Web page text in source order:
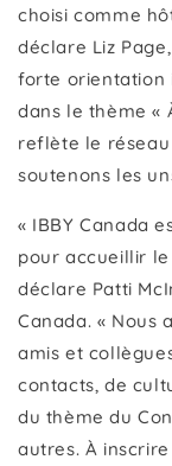
choisi comme
déclare Liz
forte orientation
dans le thème «
reflète le réseau
soutenons les
« IBBY Canada
pour accueillir le
déclare Patti
Canada. « Nous
amis et
contacts, de
du thème du
autres. À